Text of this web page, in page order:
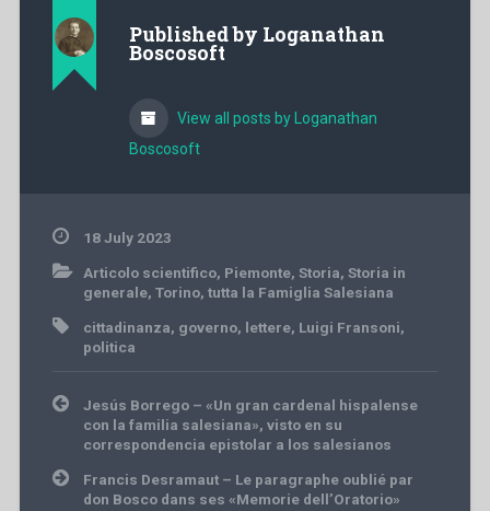
Published by Loganathan
Boscosoft
View all posts by Loganathan
Boscosoft
18 July 2023
Articolo scientifico, Piemonte, Storia, Storia in
generale, Torino, tutta la Famiglia Salesiana
cittadinanza, governo, lettere, Luigi Fransoni,
politica
Post
navigation
Jesús Borrego – «Un gran cardenal hispalense
con la familia salesiana», visto en su
correspondencia epistolar a los salesianos
Francis Desramaut – Le paragraphe oublié par
don Bosco dans ses «Memorie dell’Oratorio»